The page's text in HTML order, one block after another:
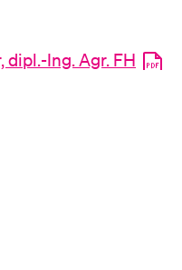
dipl.-Ing. Agr. FH